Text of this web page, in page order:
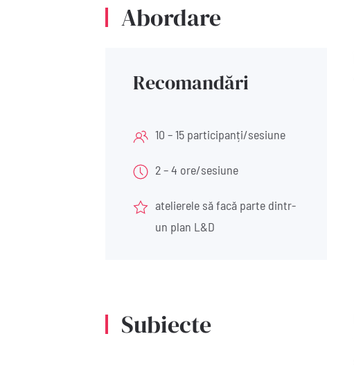
Abordare
Recomandări
10 – 15 participanți/sesiune
2 – 4 ore/sesiune
atelierele să facă parte dintr-
un plan L&D
Subiecte